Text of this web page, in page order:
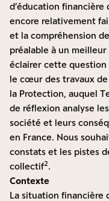
d’éducation financière
encore relativement
et la compréhension
préalable à un meilleur
éclairer cette question
le cœur des travaux de
la Protection, auquel
de réflexion analyse
société et leurs
en France. Nous
constats et les pistes
collectif2.
Contexte
La situation financière